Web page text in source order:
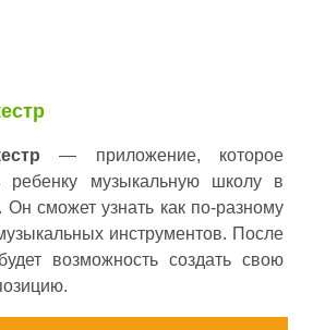
— приложение, которое
ребенку музыкальную школу в
сможет узнать как по-разному
инструментов. После
возможность создать свою